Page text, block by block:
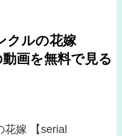
クルの花嫁
画を無料で見る
花嫁 【serial